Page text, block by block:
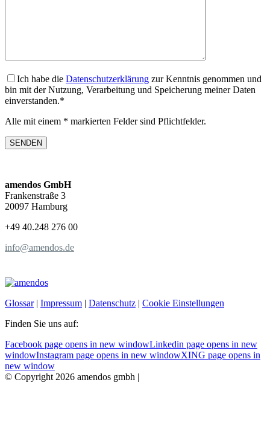
Ich habe die Datenschutzerklärung zur Kenntnis genommen und
bin mit der Nutzung, Verarbeitung und Speicherung meiner Daten
einverstanden.*
Alle mit einem * markierten Felder sind Pflichtfelder.
amendos GmbH
Frankenstraße 3
20097 Hamburg
+49 40.248 276 00
info@amendos.de
Glossar| Impressum | Datenschutz | Cookie Einstellungen
Finden Sie uns auf:
Facebook page opens in new windowLinkedin page opens in new
windowInstagram page opens in new windowXING page opens in
new window
© Copyright 2026 amendos gmbh |